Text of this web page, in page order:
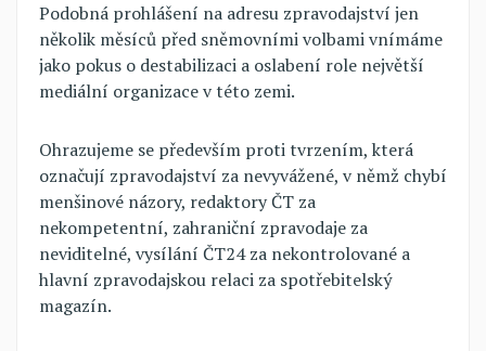
Podobná prohlášení na adresu zpravodajství jen
několik měsíců před sněmovními volbami vnímáme
jako pokus o destabilizaci a oslabení role největší
mediální organizace v této zemi.
Ohrazujeme se především proti tvrzením, která
označují zpravodajství za nevyvážené, v němž chybí
menšinové názory, redaktory ČT za
nekompetentní, zahraniční zpravodaje za
neviditelné, vysílání ČT24 za nekontrolované a
hlavní zpravodajskou relaci za spotřebitelský
magazín.